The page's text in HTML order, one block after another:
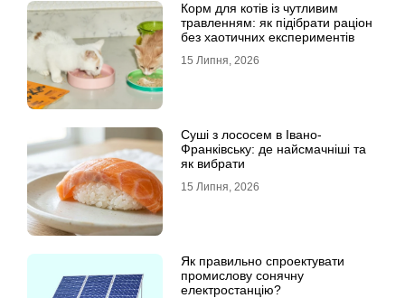
Корм для котів із чутливим
травленням: як підібрати раціон
без хаотичних експериментів
15 Липня, 2026
Суші з лососем в Івано-
Франківську: де найсмачніші та
як вибрати
15 Липня, 2026
Як правильно спроектувати
промислову сонячну
електростанцію?